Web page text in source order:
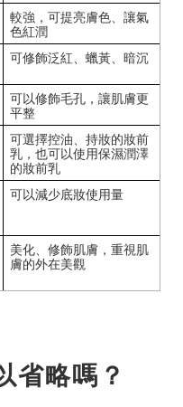
較強，可提亮膚色、讓氣
色紅潤
可修飾泛紅、蠟黃、暗沉
可以修飾毛孔，讓肌膚更
平整
可選擇控油、持妝的妝前
乳，也可以使用保濕潤澤
的妝前乳
可以減少底妝使用量
美化、修飾肌膚，重視肌
膚的外在美觀
省略嗎？